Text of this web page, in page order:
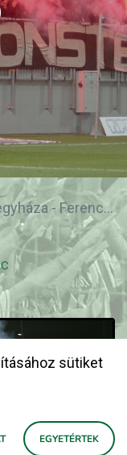
- Ferencváros
sütiket
EGYETÉRTEK